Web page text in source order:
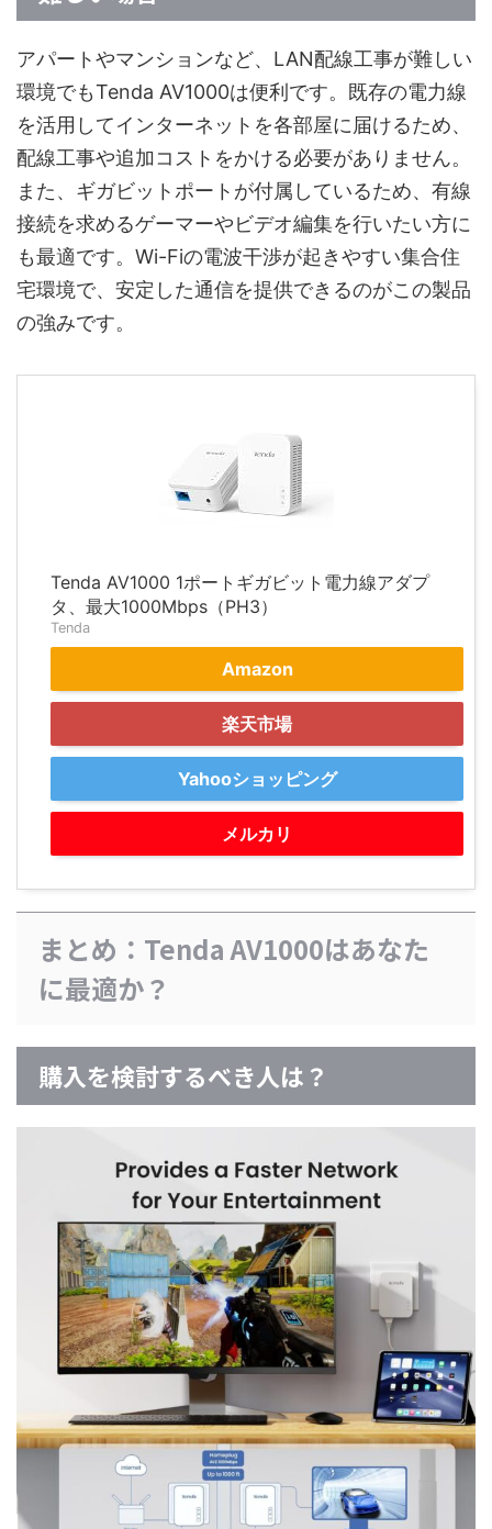
アパートやマンションなど、LAN配線工事が難しい
環境でもTenda AV1000は便利です。既存の電力線
を活用してインターネットを各部屋に届けるため、
配線工事や追加コストをかける必要がありません。
また、ギガビットポートが付属しているため、有線
接続を求めるゲーマーやビデオ編集を行いたい方に
も最適です。Wi-Fiの電波干渉が起きやすい集合住
宅環境で、安定した通信を提供できるのがこの製品
の強みです。
Tenda AV1000 1ポートギガビット電力線アダプ
タ、最大1000Mbps（PH3）
Tenda
Amazon
楽天市場
Yahooショッピング
メルカリ
まとめ：Tenda AV1000はあなた
に最適か？
購入を検討するべき人は？